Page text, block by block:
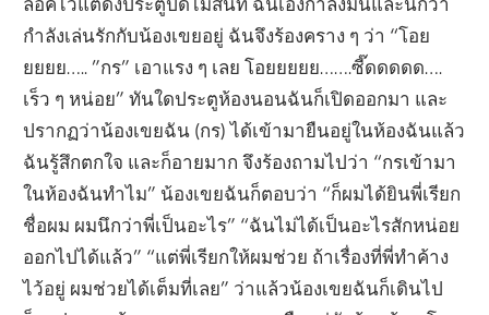
กำลังเล่นรักกับน้องเขยอยู่ ฉันจึงร้องคราง ๆ ว่า “โอย
ยยยย….. ”กร” เอาแรง ๆ เลย โอยยยยย…….ซี๊ดดดดด….
เร็ว ๆ หน่อย” ทันใดประตูห้องนอนฉันก็เปิดออกมา และ
ปรากฏว่าน้องเขยฉัน (กร) ได้เข้ามายืนอยู่ในห้องฉันแล้ว
ฉันรู้สึกตกใจ และก็อายมาก จึงร้องถามไปว่า “กรเข้ามา
ในห้องฉันทำไม” น้องเขยฉันก็ตอบว่า “ก็ผมได้ยินพี่เรียก
ชื่อผม ผมนึกว่าพี่เป็นอะไร” “ฉันไม่ได้เป็นอะไรสักหน่อย
ออกไปได้แล้ว” “แต่พี่เรียกให้ผมช่วย ถ้าเรื่องที่พี่ทำค้าง
ไว้อยู่ ผมช่วยได้เต็มที่เลย” ว่าแล้วน้องเขยฉันก็เดินไป